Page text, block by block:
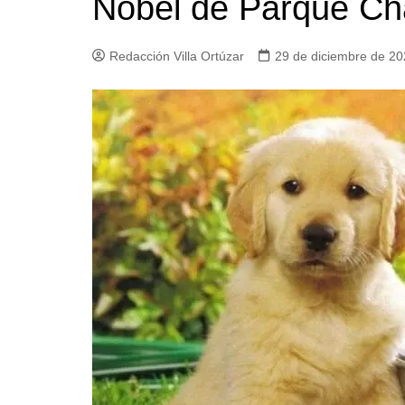
Nobel de Parque
Redacción Villa Ortúzar 29 de diciembre de